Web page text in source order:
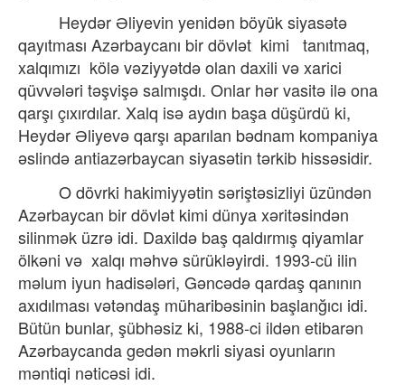
Heydər Əliyevin yenidən böyük siyasətə
qayıtması Azərbaycanı bir dövlət kimi
tanıtmaq,
xalqımızı kölə vəziyyətdə olan daxili və xarici
qüvvələri təşvişə salmışdı. Onlar hər vasitə ilə ona
qarşı çıxırdılar. Xalq isə aydın başa düşürdü ki,
Heydər Əliyevə qarşı aparılan bədnam kompaniya
əslində antiazərbaycan siyasətin tərkib hissəsidir.
O dövrki hakimiyyətin səriştəsizliyi üzündən
Azərbaycan bir dövlət kimi dünya xəritəsindən
silinmək üzrə idi. Daxildə baş qaldırmış qiyamlar
ölkəni və xalqı məhvə sürükləyirdi. 1993-cü ilin
məlum iyun hadisələri, Gəncədə qardaş qanının
axıdılması vətəndaş müharibəsinin başlanğıcı idi.
Bütün bunlar, şübhəsiz ki, 1988-ci ildən etibarən
Azərbaycanda gedən məkrli siyasi oyunların
məntiqi nəticəsi idi.